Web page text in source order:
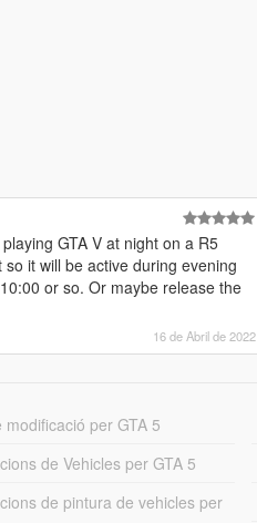
GTA V at night on a R5
it will be active during evening
or so. Or maybe release the
16 de Abril de 2022
modificació per GTA 5
de Vehicles per GTA 5
de pintura de vehicles per